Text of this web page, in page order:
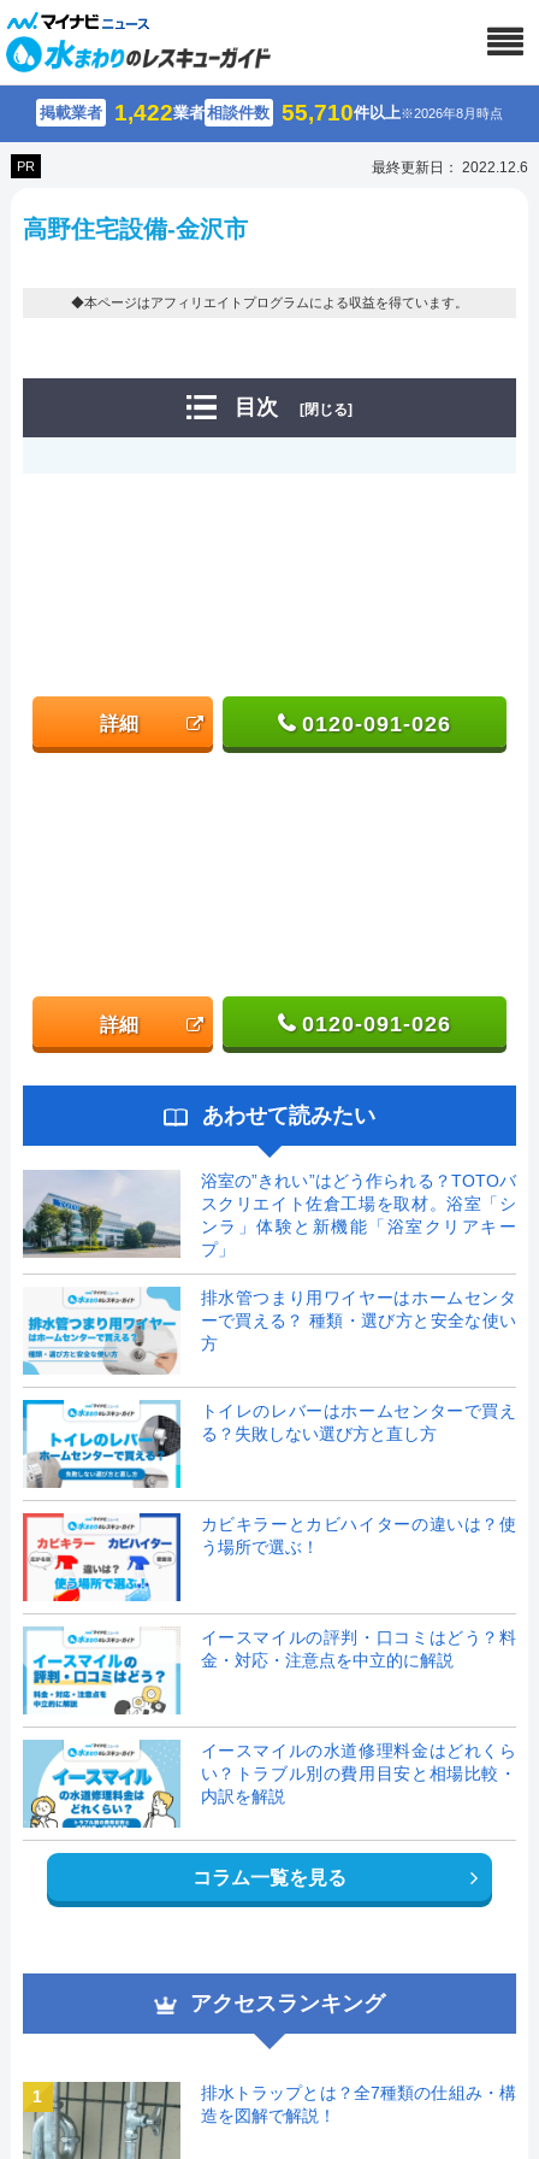
掲載業者 1,422業者相談件数 55,710件以上※2026年8月時点
PR 最終更新日： 2022.12.6
高野住宅設備-金沢市
◆本ページはアフィリエイトプログラムによる収益を得ています。
目次 [閉じる]
詳細 0120-091-026
詳細 0120-091-026
あわせて読みたい
浴室の”きれい”はどう作られる？TOTOバ
スクリエイト佐倉工場を取材。浴室「シ
ンラ」体験と新機能「浴室クリアキー
プ」
排水管つまり用ワイヤーはホームセンタ
ーで買える？ 種類・選び方と安全な使い
方
トイレのレバーはホームセンターで買え
る？失敗しない選び方と直し方
カビキラーとカビハイターの違いは？使
う場所で選ぶ！
イースマイルの評判・口コミはどう？料
金・対応・注意点を中立的に解説
イースマイルの水道修理料金はどれくら
い？トラブル別の費用目安と相場比較・
内訳を解説
コラム一覧を見る
アクセスランキング
1
排水トラップとは？全7種類の仕組み・構
造を図解で解説！